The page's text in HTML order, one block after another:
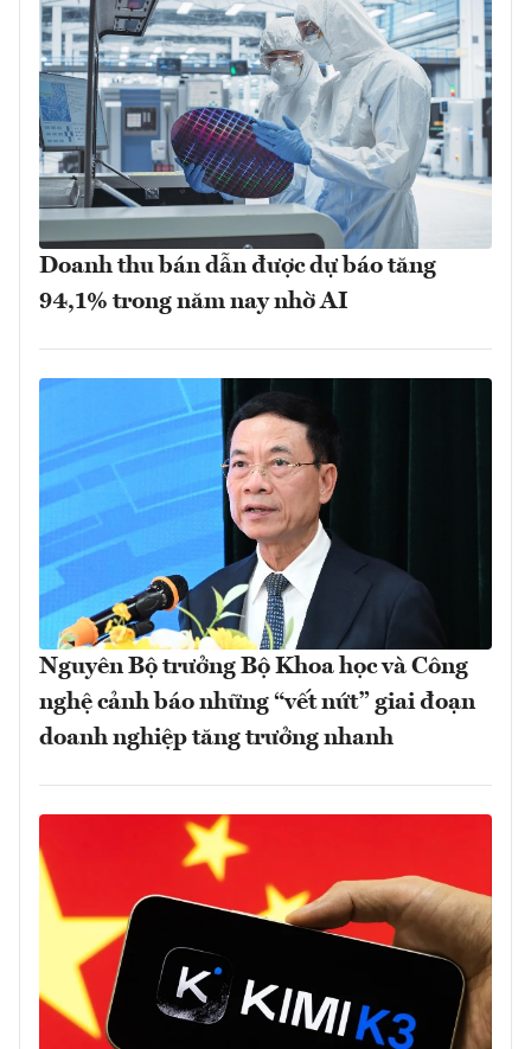
Doanh thu bán dẫn được dự báo tăng
94,1% trong năm nay nhờ AI
Nguyên Bộ trưởng Bộ Khoa học và Công
nghệ cảnh báo những “vết nứt” giai đoạn
doanh nghiệp tăng trưởng nhanh